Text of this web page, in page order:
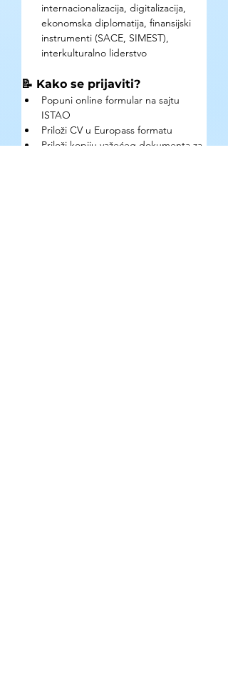
internacionalizacija, digitalizacija,
ekonomska diplomatija, finansijski
instrumenti (SACE, SIMEST),
interkulturalno liderstvo
📝 Kako se prijaviti?
Popuni online formular na sajtu
ISTAO
Priloži CV u Europass formatu
Priloži kopiju važećeg dokumenta za